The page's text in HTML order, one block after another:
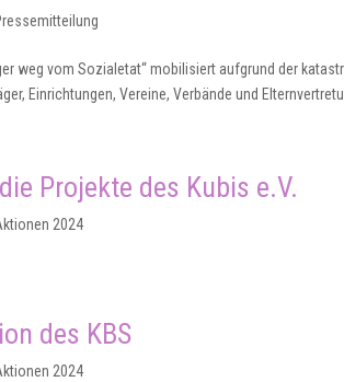
weg vom Sozialetat“ mobilisiert aufgrund der
Einrichtungen, Vereine, Verbände und
Projekte des Kubis e.V.
2024
des KBS
2024